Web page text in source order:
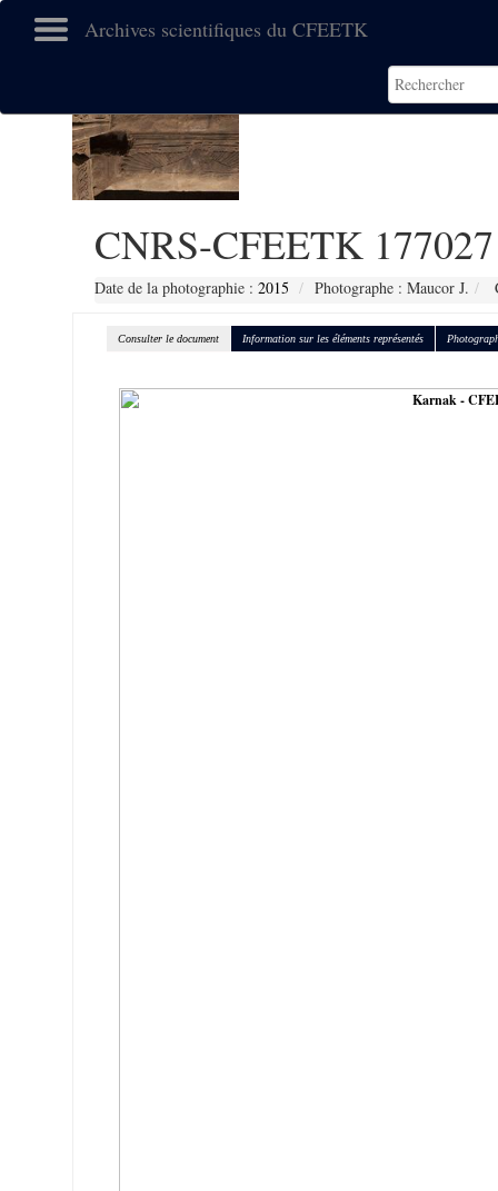
Archives scientifiques du CFEETK
CNRS-CFEETK 177027
Date de la photographie : 2015 Photographe : Maucor J.
Consulter le document Information sur les éléments représentés